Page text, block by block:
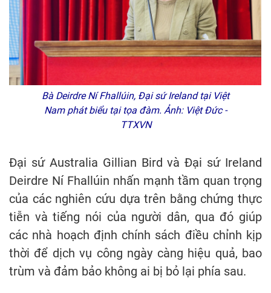
Bà Deirdre Ní Fhallúin, Đại sứ Ireland tại Việt
Nam phát biểu tại tọa đàm. Ảnh: Việt Đức -
TTXVN
Đại sứ Australia Gillian Bird và Đại sứ Ireland
Deirdre Ní Fhallúin nhấn mạnh tầm quan trọng
của các nghiên cứu dựa trên bằng chứng thực
tiễn và tiếng nói của người dân, qua đó giúp
các nhà hoạch định chính sách điều chỉnh kịp
thời để dịch vụ công ngày càng hiệu quả, bao
trùm và đảm bảo không ai bị bỏ lại phía sau.